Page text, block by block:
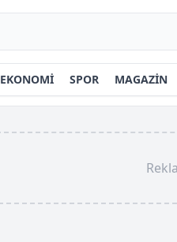
EKONOMİ SPOR MAGAZİN